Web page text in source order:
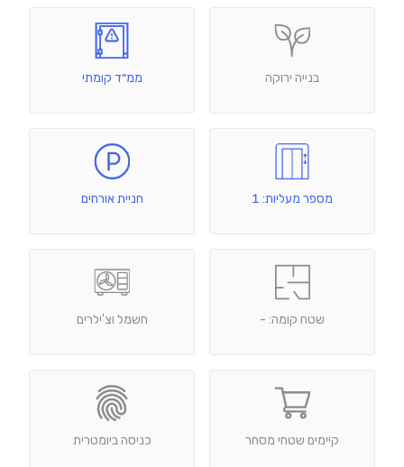
בנייה ירוקה ממ״ד קומתי
מספר מעליות: 1 חניית אורחים
שטח קומה: - חשמל וצ'ילרים
קיימים שטחי מסחר כניסה ביומטרית